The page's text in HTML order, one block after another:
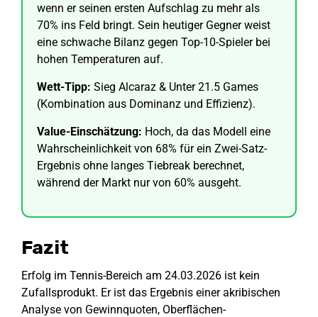
wenn er seinen ersten Aufschlag zu mehr als
70% ins Feld bringt. Sein heutiger Gegner weist
eine schwache Bilanz gegen Top-10-Spieler bei
hohen Temperaturen auf.
Wett-Tipp: Sieg Alcaraz & Unter 21.5 Games
(Kombination aus Dominanz und Effizienz).
Value-Einschätzung: Hoch, da das Modell eine
Wahrscheinlichkeit von 68% für ein Zwei-Satz-
Ergebnis ohne langes Tiebreak berechnet,
während der Markt nur von 60% ausgeht.
Fazit
Erfolg im Tennis-Bereich am 24.03.2026 ist kein
Zufallsprodukt. Er ist das Ergebnis einer akribischen
Analyse von Gewinnquoten, Oberflächen-